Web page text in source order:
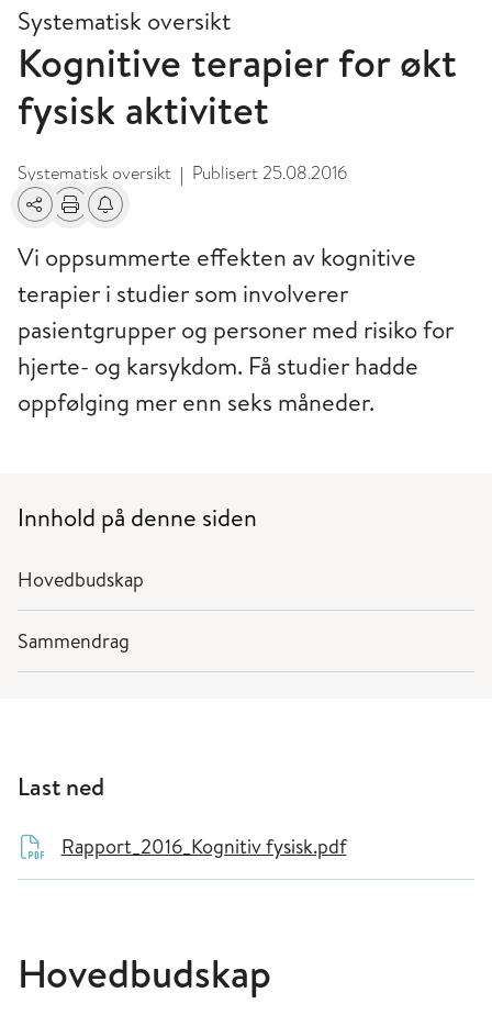
Systematisk oversikt
Kognitive terapier for økt
fysisk aktivitet
Systematisk oversikt | Publisert25.08.2016
Del Skriv utFå varsel om endringer
Vi oppsummerte effekten av kognitive
terapier i studier som involverer
pasientgrupper og personer med risiko for
hjerte- og karsykdom. Få studier hadde
oppfølging mer enn seks måneder.
Innhold på denne siden
Hovedbudskap
Sammendrag
Last ned
Rapport_2016_Kognitiv fysisk.pdf
Hovedbudskap